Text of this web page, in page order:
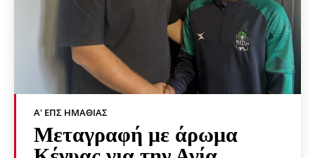
Α' ΕΠΣ ΗΜΑΘΊΑΣ
Μεταγραφή με άρωμα